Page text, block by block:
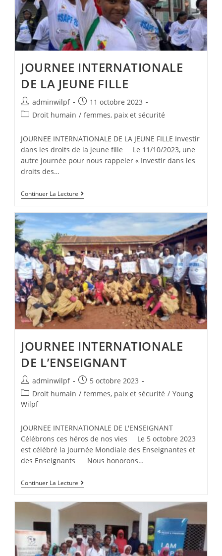
JOURNEE INTERNATIONALE
DE LA JEUNE FILLE
adminwilpf
11 octobre 2023
Droit humain / femmes, paix et sécurité
JOURNEE INTERNATIONALE DE LA JEUNE FILLE Investir
dans les droits de la jeune fille Le 11/10/2023, une
autre journée pour nous rappeler « Investir dans les
droits des…
Continuer La Lecture
JOURNEE INTERNATIONALE
DE L’ENSEIGNANT
adminwilpf
5 octobre 2023
Droit humain / femmes, paix et sécurité / Young
Wilpf
JOURNEE INTERNATIONALE DE L'ENSEIGNANT
Célébrons ces héros de nos vies Le 5 octobre 2023
est célébré la Journée Mondiale des Enseignantes et
des Enseignants Nous honorons…
Continuer La Lecture